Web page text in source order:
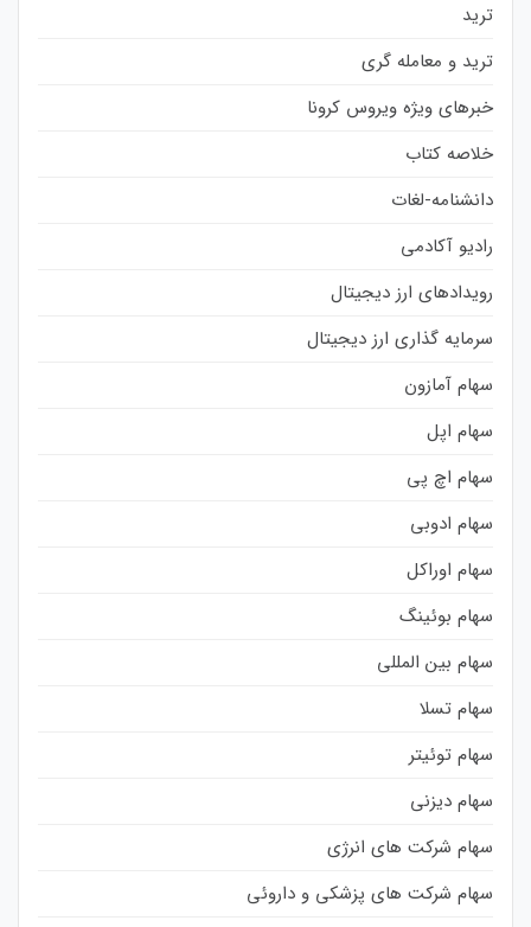
ترید
ترید و معامله گری
خبرهای ویژه ویروس کرونا
خلاصه کتاب
دانشنامه-لغات
رادیو آکادمی
رویدادهای ارز دیجیتال
سرمایه گذاری ارز دیجیتال
سهام آمازون
سهام اپل
سهام اچ پی
سهام ادوبی
سهام اوراکل
سهام بوئینگ
سهام بین المللی
سهام تسلا
سهام توئیتر
سهام دیزنی
سهام شرکت های انرژی
سهام شرکت های پزشکی و داروئی